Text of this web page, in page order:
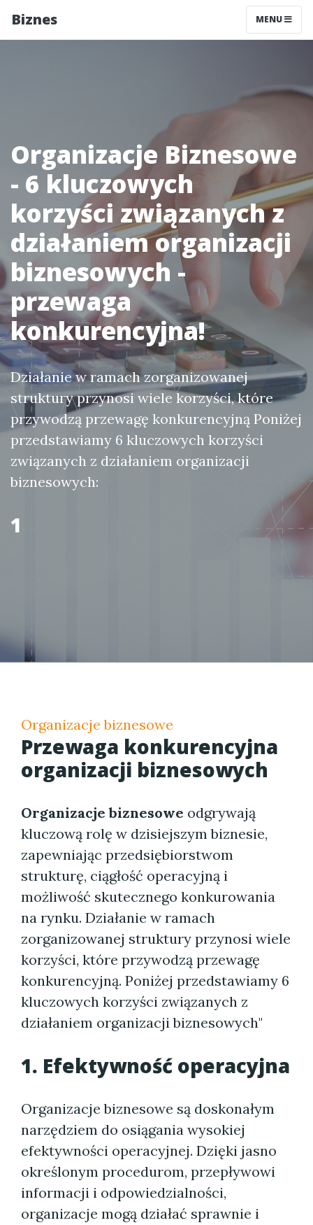
Biznes MENU
Organizacje Biznesowe
- 6 kluczowych
korzyści związanych z
działaniem organizacji
biznesowych -
przewaga
konkurencyjna!
Działanie w ramach zorganizowanej
struktury przynosi wiele korzyści, które
przywodzą przewagę konkurencyjną Poniżej
przedstawiamy 6 kluczowych korzyści
związanych z działaniem organizacji
biznesowych:
1
Organizacje biznesowe
Przewaga konkurencyjna
organizacji biznesowych
Organizacje biznesowe odgrywają
kluczową rolę w dzisiejszym biznesie,
zapewniając przedsiębiorstwom
strukturę, ciągłość operacyjną i
możliwość skutecznego konkurowania
na rynku. Działanie w ramach
zorganizowanej struktury przynosi wiele
korzyści, które przywodzą przewagę
konkurencyjną. Poniżej przedstawiamy 6
kluczowych korzyści związanych z
działaniem organizacji biznesowych"
1. Efektywność operacyjna
Organizacje biznesowe są doskonałym
narzędziem do osiągania wysokiej
efektywności operacyjnej. Dzięki jasno
określonym procedurom, przepływowi
informacji i odpowiedzialności,
organizacje mogą działać sprawnie i